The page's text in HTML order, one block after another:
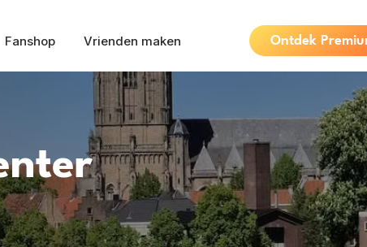
Fanshop Vrienden maken Ontdek